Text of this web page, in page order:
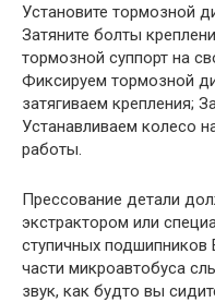
Установите тормозной
Затяните болты
тормозной суппорт на
Фиксируем тормозной
затягиваем крепления;
Устанавливаем колесо
работы.
Прессование детали
экстрактором или
ступичных подшипников
части микроавтобуса
звук, как будто вы